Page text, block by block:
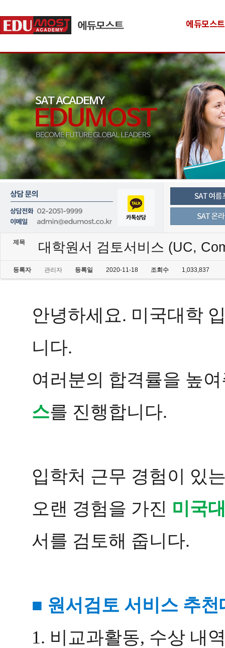
에듀모스
제목 대학원서 검토서비스 (UC,
등록자 관리자 등록일 2020-11-18 조회수 1,033,837
안녕하세요. 미국대학
니다.
여러분의 합격률을 높
스를 진행합니다.
입학처 근무 경험이 있
오랜 경험을 가진 미국
서를 검토해 줍니다.
■ 원서검토 서비스 추천
1. 비교과활동, 수상 내